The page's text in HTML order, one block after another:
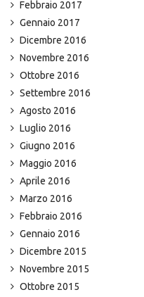
Febbraio 2017
Gennaio 2017
Dicembre 2016
Novembre 2016
Ottobre 2016
Settembre 2016
Agosto 2016
Luglio 2016
Giugno 2016
Maggio 2016
Aprile 2016
Marzo 2016
Febbraio 2016
Gennaio 2016
Dicembre 2015
Novembre 2015
Ottobre 2015